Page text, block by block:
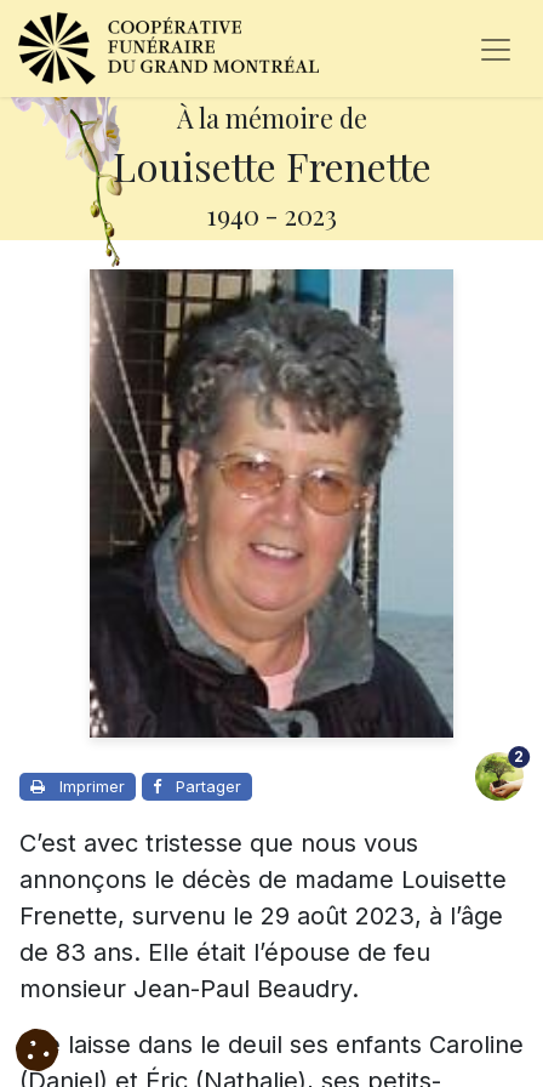
À la mémoire de
Louisette Frenette
1940 - 2023
Imprimer Partager
2
C’est avec tristesse que nous vous
annonçons le décès de madame Louisette
Frenette, survenu le 29 août 2023, à l’âge
de 83 ans. Elle était l’épouse de feu
monsieur Jean-Paul Beaudry.
Elle laisse dans le deuil ses enfants Caroline
(Daniel) et Éric (Nathalie), ses petits-